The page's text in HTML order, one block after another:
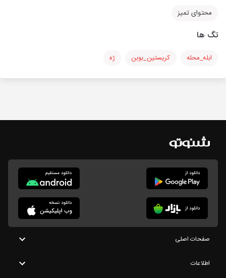
محتوای تمیز
تگ ها
ابله_محله کریستین_بوبن ژه
صفحات اصلی
اطلاعات